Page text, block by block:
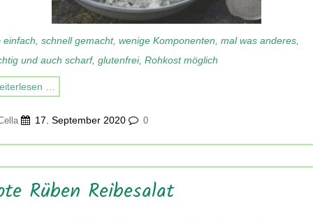
einfach, schnell gemacht, wenige Komponenten, mal was anderes,
und auch scharf, glutenfrei, Rohkost möglich
…
17. September 2020 0
Rüben Reibesalat